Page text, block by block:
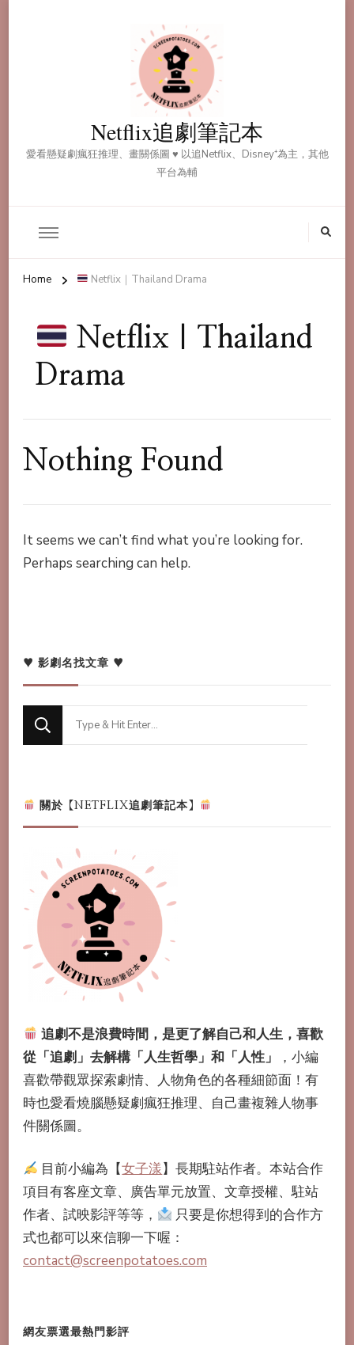
Netflix追劇筆記本
愛看懸疑劇瘋狂推理、畫關係圖 ♥ 以追Netflix、Disney⁺為主，其他
平台為輔
Home Netflix｜Thailand Drama
Netflix｜Thailand
Drama
Nothing Found
It seems we can’t find what you’re looking for.
Perhaps searching can help.
♥ 影劇名找文章 ♥
關於【NETFLIX追劇筆記本】
追劇不是浪費時間，是更了解自己和人生，喜歡
從「追劇」去解構「人生哲學」和「人性」
，小編
喜歡帶觀眾探索劇情、人物角色的各種細節面！有
時也愛看燒腦懸疑劇瘋狂推理、自己畫複雜人物事
件關係圖。
目前小編為【女子漾】長期駐站作者。本站合作
項目有客座文章、廣告單元放置、文章授權、駐站
作者、試映影評等等，
只要是你想得到的合作方
式也都可以來信聊一下喔：
contact@screenpotatoes.com
網友票選最熱門影評